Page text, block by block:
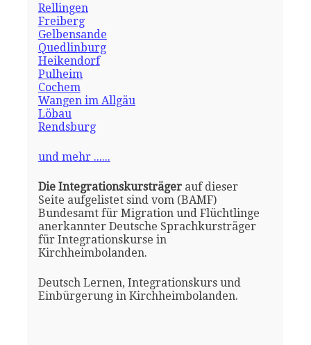
Rellingen
Freiberg
Gelbensande
Quedlinburg
Heikendorf
Pulheim
Cochem
Wangen im Allgäu
Löbau
Rendsburg
und mehr ......
Die Integrationskursträgerauf dieser
Seite aufgelistet sind vom (BAMF)
Bundesamt für Migration und Flüchtlinge
anerkannter Deutsche Sprachkursträger
für Integrationskurse in
Kirchheimbolanden.
Deutsch Lernen, Integrationskurs und
Einbürgerung in Kirchheimbolanden.